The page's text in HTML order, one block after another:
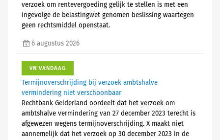
verzoek om rentevergoeding gelijk te stellen is met een
ingevolge de belastingwet genomen beslissing waartegen
geen rechtsmiddel openstaat.
6 augustus 2026
VN VANDAAG
Termijnoverschrijding bij verzoek ambtshalve
vermindering niet verschoonbaar
Rechtbank Gelderland oordeelt dat het verzoek om
ambtshalve vermindering van 27 december 2023 terecht is
afgewezen wegens termijnoverschrijding. X maakt niet
aannemelijk dat het verzoek op 30 december 2023 in de